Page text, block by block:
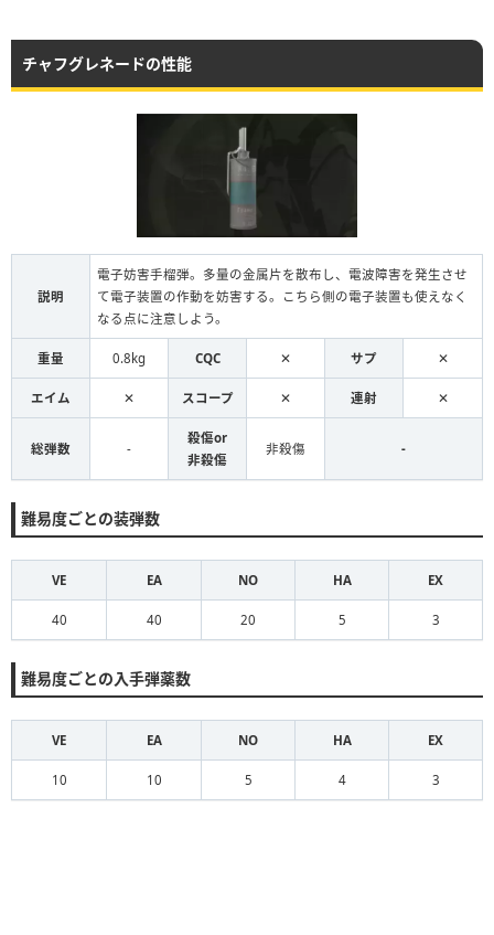
チャフグレネードの性能
説明
電子妨害手榴弾。多量の金属片を散布し、電波障害を発生させ
て電子装置の作動を妨害する。こちら側の電子装置も使えなく
なる点に注意しよう。
重量 0.8kg CQC ✕ サプ ✕
エイム ✕ スコープ ✕ 連射 ✕
総弾数 -
殺傷or
非殺傷
非殺傷 -
難易度ごとの装弾数
VE EA NO HA EX
40 40 20 5 3
難易度ごとの入手弾薬数
VE EA NO HA EX
10 10 5 4 3